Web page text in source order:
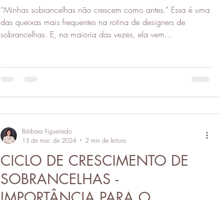
coloração pessoal melasma Lábios
“Minhas sobrancelhas não crescem como antes.” Essa é uma
das queixas mais frequentes na rotina de designers de
sobrancelhas. E, na maioria das vezes, ela vem
receitas caseiras, comprar produtos que prometem
CICLO DE CRESCIMENTO DE
SOBRANCELHAS -
Bárbara Figueiredo
13 de mar. de 2024
2 min de leitura